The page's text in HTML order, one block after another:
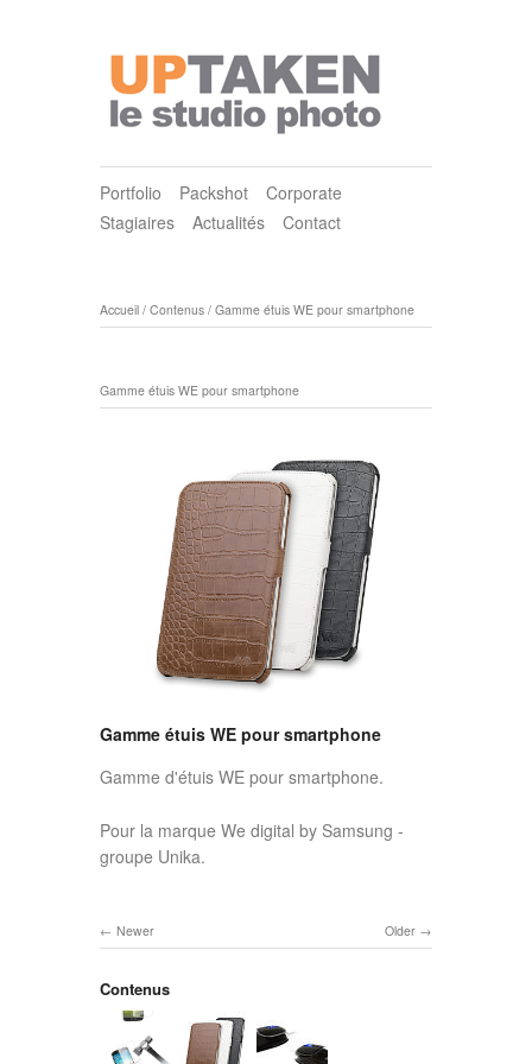
Portfolio Packshot
Corporate
Stagiaires
Actualités Contact
Accueil / Contenus / Gamme étuis WE pour smartphone
Gamme étuis WE pour smartphone
Gamme étuis WE pour smartphone
Gamme d'étuis WE pour smartphone.
Pour la marque We digital by Samsung -
groupe Unika.
Older
Newer
Contenus